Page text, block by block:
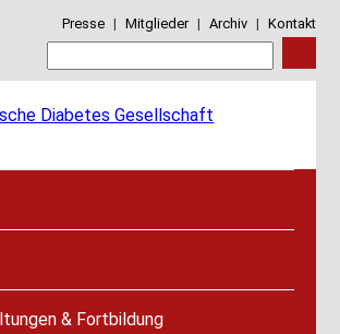
Presse | Mitglieder | Archiv | Kontakt
& Fortbildung